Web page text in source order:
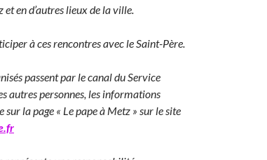
en d’autres lieux de la ville.
à ces rencontres avec le Saint-Père.
passent par le canal du Service
autres personnes, les informations
la page « Le pape à Metz » sur le site